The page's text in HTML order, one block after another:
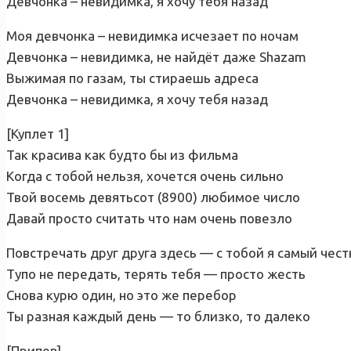
Моя девчонка – невидимка исчезает по ночам
Девчонка – невидимка, не найдёт даже Shazam
Выжимая по газам, ты стираешь адреса
Девчонка – невидимка, я хочу тебя назад
[Куплет 1]
Так красива как будто бы из фильма
Когда с тобой нельзя, хочется очень сильно
Твой восемь девятьсот (8900) любимое число
Давай просто считать что нам очень повезло
Повстречать друг друга здесь — с тобой я самый
Тупо не передать, терять тебя — просто жесть
Снова курю один, но это же перебор
Ты разная каждый день — то близко, то далеко